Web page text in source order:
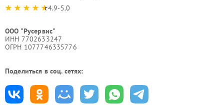
4.9-5.0
ООО "Русервис"
ИНН 7702633247
ОГРН 1077746335776
Поделиться в соц. сетях: